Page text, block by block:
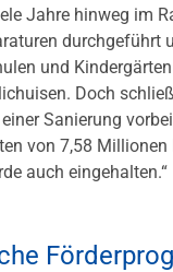
Jahre hinweg im
durchgeführt
und Kindergärten
Doch
Sanierung
von 7,58 Millionen
auch eingehalten.“